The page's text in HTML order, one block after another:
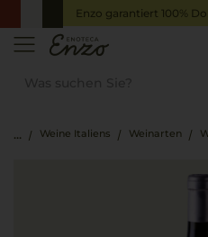
Enzo garantiert 100%
Weine Italiens Weinarten